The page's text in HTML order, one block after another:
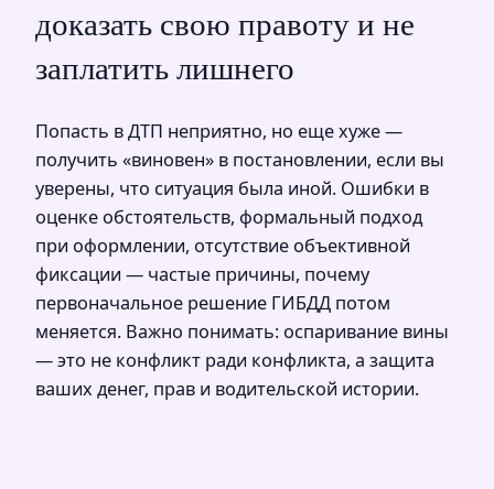
доказать свою правоту и не
заплатить лишнего
Попасть в ДТП неприятно, но еще хуже —
получить «виновен» в постановлении, если вы
уверены, что ситуация была иной. Ошибки в
оценке обстоятельств, формальный подход
при оформлении, отсутствие объективной
фиксации — частые причины, почему
первоначальное решение ГИБДД потом
меняется. Важно понимать: оспаривание вины
— это не конфликт ради конфликта, а защита
ваших денег, прав и водительской истории.